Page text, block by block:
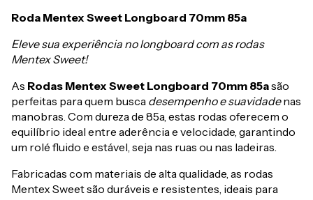
Roda Mentex Sweet Longboard 70mm 85a
Eleve sua experiência no longboard com as rodas
Mentex Sweet!
As Rodas Mentex Sweet Longboard 70mm 85asão
perfeitas para quem busca desempenho e suavidadenas
manobras. Com dureza de 85a, estas rodas oferecem o
equilíbrio ideal entre aderência e velocidade, garantindo
um rolé fluido e estável, seja nas ruas ou nas ladeiras.
Fabricadas com materiais de alta qualidade, as rodas
Mentex Sweet são duráveis e resistentes, ideais para